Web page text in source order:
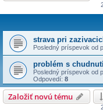
strava pri
Posledný príspevok od
problém s
Posledný príspevok od
Odpovedí: 8
Založiť novú tému